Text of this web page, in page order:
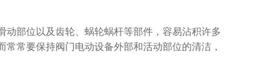
部位以及齿轮、蜗轮蜗杆等部件，容易沾积许多
常要保持阀门电动设备外部和活动部位的清洁，